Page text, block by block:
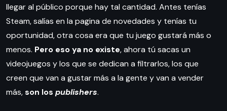
llegar al público porque hay tal cantidad. Antes tenías
Steam, salías en la pagina de novedades y tenías tu
oportunidad, otra cosa era que tu juego gustará más o
menos. Pero eso ya no existe, ahora tú sacas un
videojuegos y los que se dedican a filtrarlos, los que
creen que van a gustar más a la gente y van a vender
más,son los publishers.